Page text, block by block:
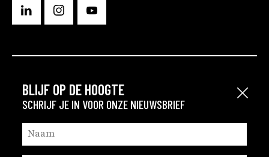
Sluit
BLIJF OP DE HOOGTE
SCHRIJF JE IN VOOR ONZE NIEUWSBRIEF
ROTTERDAM
GRONINGEN